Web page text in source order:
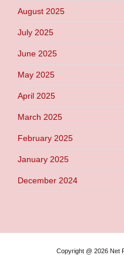
August 2025
July 2025
June 2025
May 2025
April 2025
March 2025
February 2025
January 2025
December 2024
Copyright @ 2026 Net